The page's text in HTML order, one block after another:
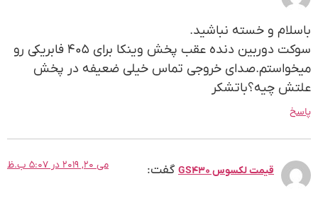
باسلام و خسته نباشید.
سوکت دوربین دنده عقب پخش وینکا برای ۴۰۵ فابریکی رو
میخواستم.صدای خروجی تماس خیلی ضعیفه در پخش
علتش چیه؟باتشکر
پاسخ
قیمت لکسوس GS430 گفت: می 20, 2019 در 5:07 ب.ظ